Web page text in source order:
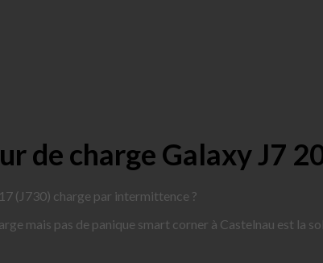
de charge Galaxy J7
(J730) charge par intermittence ?
mais pas de panique smart corner à Castelnau est la